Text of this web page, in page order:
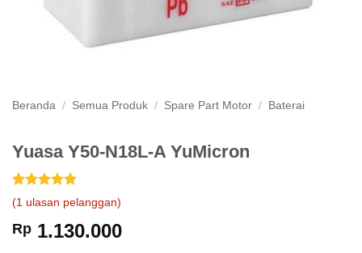
Beranda / Semua Produk / Spare Part Motor / Baterai
Yuasa Y50-N18L-A YuMicron
Peringkat5
dari 5
berdasarkan
1
penilaian
(1 ulasan pelanggan)
Rp 1.130.000